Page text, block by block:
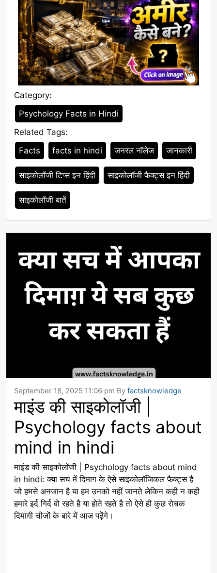
Category:
Category
Psychology Facts in Hindi
Related Tags:
Tags
Facts facts in hindi जनरल नॉलेज जानकारी
साइकोलॉजी टिप्स इन हिंदी साइकोलॉजी फैक्ट्स इन हिंदी
साइकोलॉजी बातें
September 18, 2025 11:06 pm By factsknowledge
माइंड की साइकोलॉजी |
Psychology facts about
mind in hindi
माइंड की साइकोलॉजी | Psychology facts about mind
in hindi: क्या सच में दिमाग के ऐसे साइकोलॉजिकल फैक्ट्स है
जो हमसे अनजान है या हम उनको नहीं जानते लेकिन कही न कही
हमारे इर्द गिर्द वो रहते है या होते रहते है तो ऐसे ही कुछ रोचक
दिमाग़ी चीजों के बारे में आज पढ़ेंगे।